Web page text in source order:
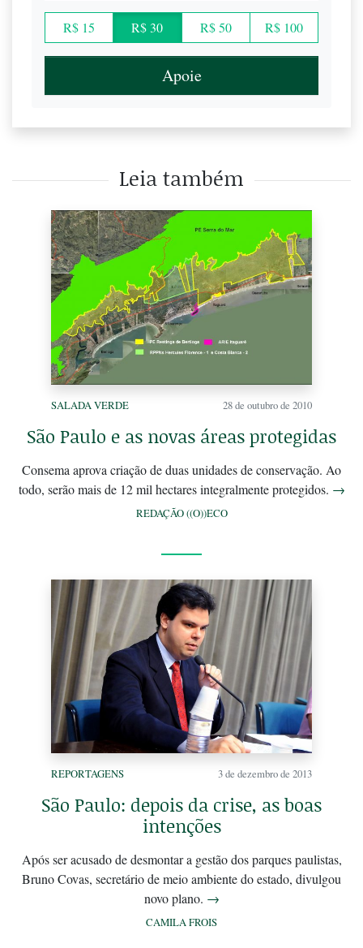
R$ 15 R$ 30 R$ 50 R$ 100
Apoie
Leia também
SALADA VERDE 28 de outubro de 2010
São Paulo e as novas áreas protegidas
Consema aprova criação de duas unidades de conservação. Ao
todo, serão mais de 12 mil hectares integralmente protegidos. →
REDAÇÃO ((O))ECO
REPORTAGENS 3 de dezembro de 2013
São Paulo: depois da crise, as boas
intenções
Após ser acusado de desmontar a gestão dos parques paulistas,
Bruno Covas, secretário de meio ambiente do estado, divulgou
novo plano. →
CAMILA FROIS